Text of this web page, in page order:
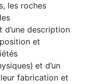
les roches
d’une description
et
et d’un
fabrication et